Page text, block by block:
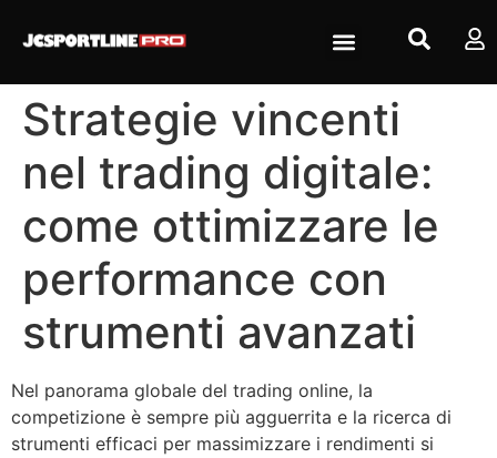
Strategie vincenti
nel trading digitale:
come ottimizzare le
performance con
strumenti avanzati
Nel panorama globale del trading online, la
competizione è sempre più agguerrita e la ricerca di
strumenti efficaci per massimizzare i rendimenti si